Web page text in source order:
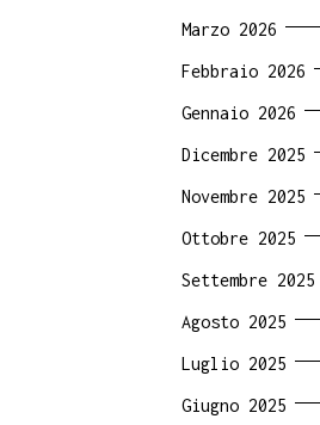
Marzo 2026
Febbraio 2026
Gennaio 2026
Dicembre 2025
Novembre 2025
Ottobre 2025
Settembre 2025
Agosto 2025
Luglio 2025
Giugno 2025